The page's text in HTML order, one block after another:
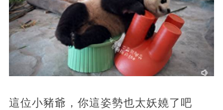
這位小豬爺，你這姿勢也太妖嬈了吧